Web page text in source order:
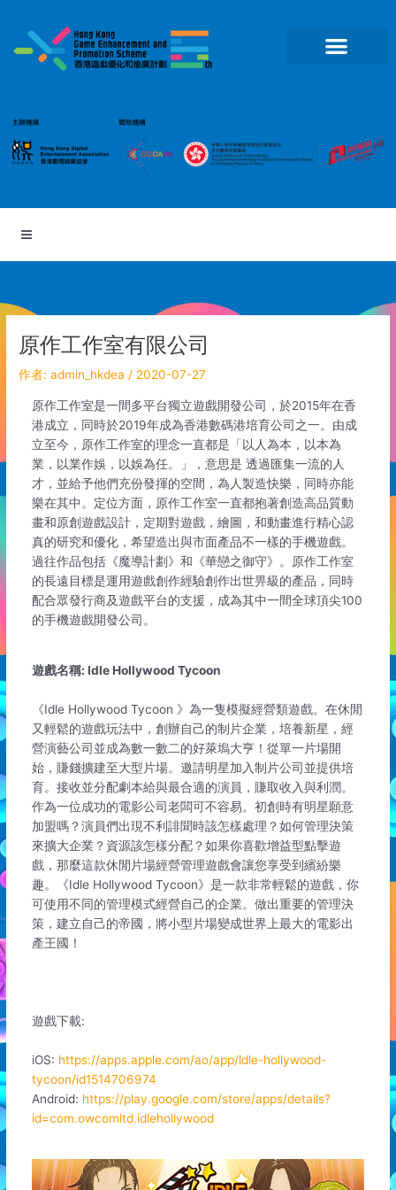
原作工作室有限公司
作者:admin_hkdea/ 2020-07-27
原作工作室是一間多平台獨立遊戲開發公司，於2015年在香
港成立，同時於2019年成為香港數碼港培育公司之一。由成
立至今，原作工作室的理念一直都是「以人為本，以本為
業，以業作娛，以娛為任。」，意思是 透過匯集一流的人
才，並給予他們充份發揮的空間，為人製造快樂，同時亦能
樂在其中。定位方面，原作工作室一直都抱著創造高品質動
畫和原創遊戲設計，定期對遊戲，繪圖，和動畫進行精心認
真的研究和優化，希望造出與市面產品不一樣的手機遊戲。
過往作品包括《魔導計劃》和《華戀之御守》。原作工作室
的長遠目標是運用遊戲創作經驗創作出世畀級的產品，同時
配合眾發行商及遊戲平台的支援，成為其中一間全球頂尖100
的手機遊戲開發公司。
遊戲名稱: Idle Hollywood Tycoon
《Idle Hollywood Tycoon 》為一隻模擬經營類遊戲。在休閒
又輕鬆的遊戲玩法中，創辦自己的制片企業，培養新星，經
營演藝公司並成為數一數二的好萊塢大亨！從單一片場開
始，賺錢擴建至大型片場。邀請明星加入制片公司並提供培
育。接收並分配劇本給與最合適的演員，賺取收入與利潤。
作為一位成功的電影公司老闆可不容易。初創時有明星願意
加盟嗎？演員們出現不利誹聞時該怎樣處理？如何管理決策
來擴大企業？資源該怎樣分配？如果你喜歡增益型點擊遊
戲，那麼這款休閒片場經營管理遊戲會讓您享受到繽紛樂
趣。《Idle Hollywood Tycoon》是一款非常輕鬆的遊戲，你
可使用不同的管理模式經營自己的企業。做出重要的管理決
策，建立自己的帝國，將小型片場變成世界上最大的電影出
產王國！
遊戲下載:
iOS: https://apps.apple.com/ao/app/ldle-hollywood-
tycoon/id1514706974
Android: https://play.google.com/store/apps/details?
id=com.owcomltd.idlehollywood